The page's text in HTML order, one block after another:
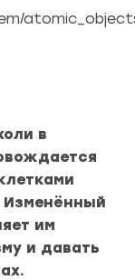
в
им
и давать